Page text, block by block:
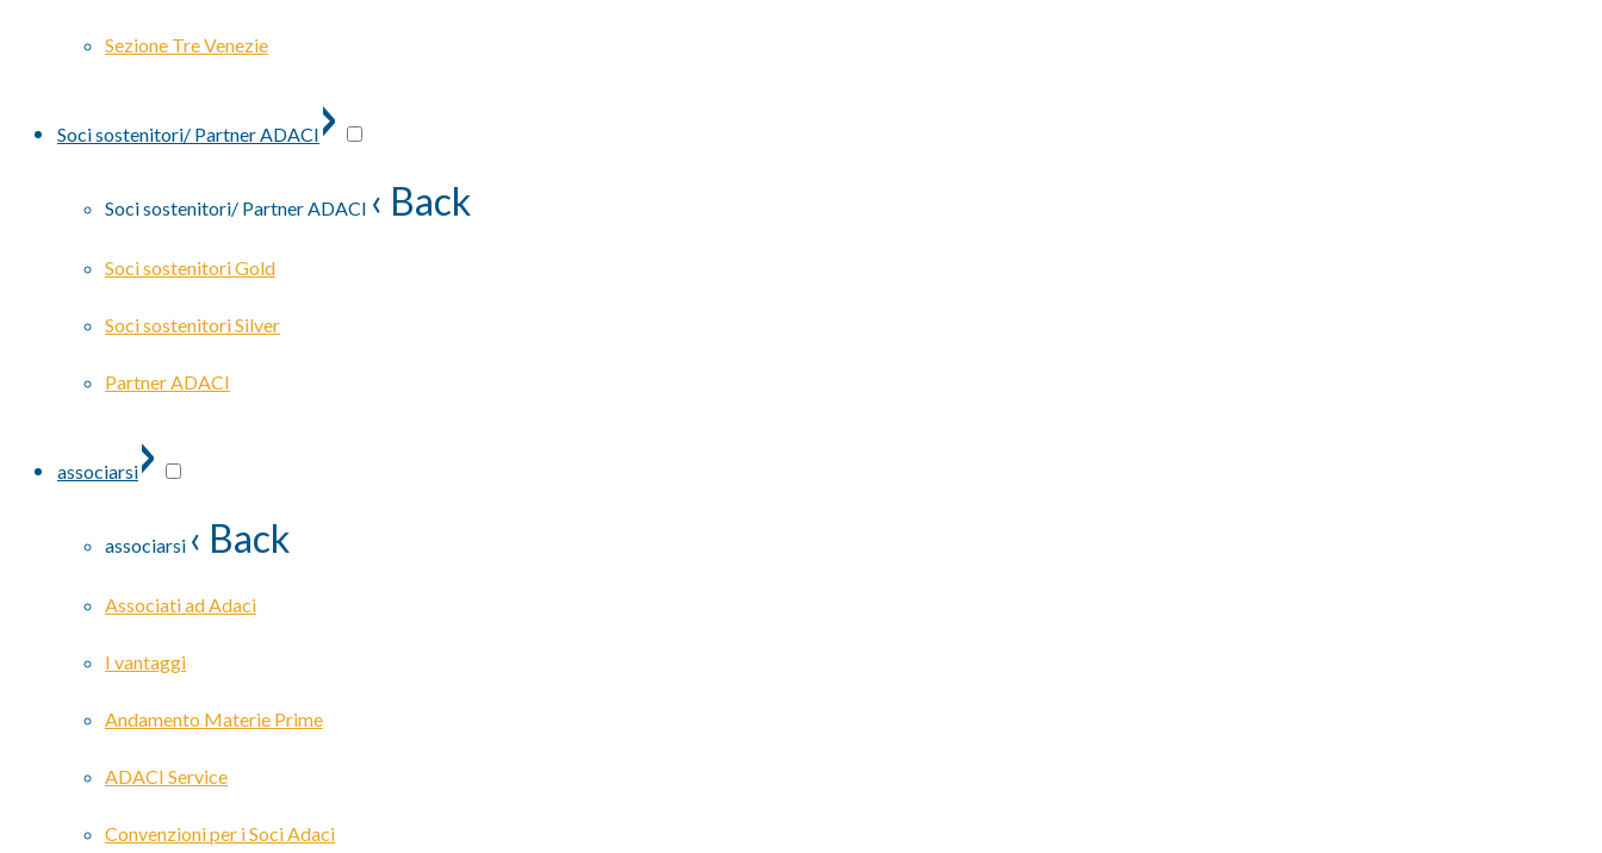
Sezione Tre Venezie
Soci sostenitori/ Partner ADACI ›
Soci sostenitori/ Partner ADACI ‹ Back
Soci sostenitori Gold
Soci sostenitori Silver
Partner ADACI
associarsi›
associarsi ‹ Back
Associati ad Adaci
I vantaggi
Andamento Materie Prime
ADACI Service
Convenzioni per i Soci Adaci